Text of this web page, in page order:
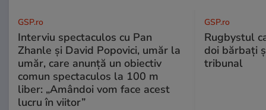
GSP.ro
Interviu spectaculos cu Pan
Zhanle și David Popovici, umăr la
umăr, care anunță un obiectiv
comun spectaculos la 100 m
liber: „Amândoi vom face acest
lucru în viitor”
GSP.ro
Rugbystul
doi bărbați
tribunal